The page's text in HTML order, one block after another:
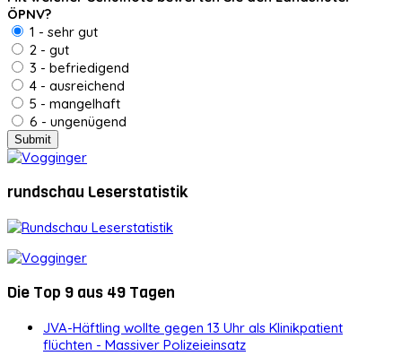
ÖPNV?
1 - sehr gut
2 - gut
3 - befriedigend
4 - ausreichend
5 - mangelhaft
6 - ungenügend
rundschau Leserstatistik
Die Top 9 aus 49 Tagen
JVA-Häftling wollte gegen 13 Uhr als Klinikpatient
flüchten - Massiver Polizeieinsatz